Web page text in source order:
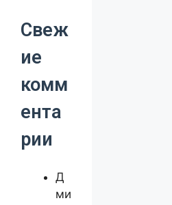
Свеж
ие
комм
ента
рии
Д
ми